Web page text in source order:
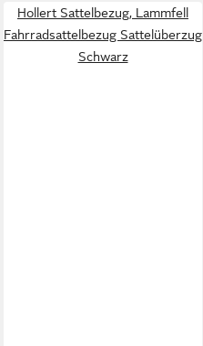
Hollert Sattelbezug, Lammfell
Fahrradsattelbezug Sattelüberzug
Schwarz